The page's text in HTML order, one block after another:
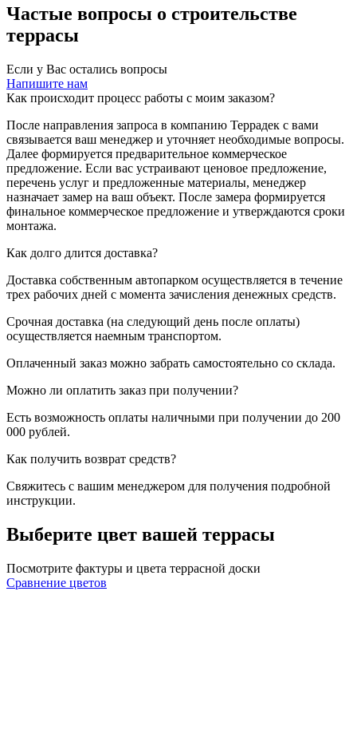
Частые вопросы о строительстве
террасы
Если у Вас остались вопросы
Напишите нам
Как происходит процесс работы с моим заказом?
После направления запроса в компанию Террадек с вами
связывается ваш менеджер и уточняет необходимые вопросы.
Далее формируется предварительное коммерческое
предложение. Если вас устраивают ценовое предложение,
перечень услуг и предложенные материалы, менеджер
назначает замер на ваш объект. После замера формируется
финальное коммерческое предложение и утверждаются сроки
монтажа.
Как долго длится доставка?
Доставка собственным автопарком осуществляется в течение
трех рабочих дней с момента зачисления денежных средств.
Срочная доставка (на следующий день после оплаты)
осуществляется наемным транспортом.
Оплаченный заказ можно забрать самостоятельно со склада.
Можно ли оплатить заказ при получении?
Есть возможность оплаты наличными при получении до 200
000 рублей.
Как получить возврат средств?
Свяжитесь с вашим менеджером для получения подробной
инструкции.
Выберите цвет вашей террасы
Посмотрите фактуры и цвета террасной доски
Сравнение цветов